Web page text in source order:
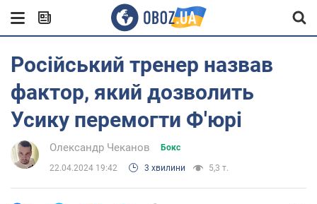
Російський тренер назвав
фактор, який дозволить
Усику перемогти Ф'юрі
Олександр Чеканов Бокс
22.04.2024 19:42 3 хвилини 5,3 т.